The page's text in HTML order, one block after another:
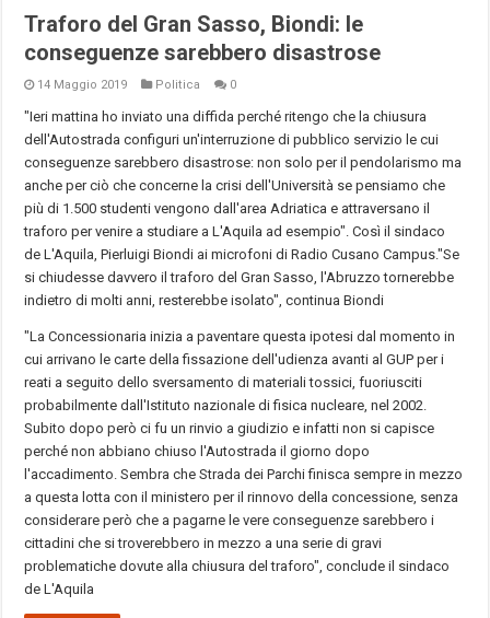
Traforo del Gran Sasso, Biondi: le
conseguenze sarebbero disastrose
14 Maggio 2019 Politica 0
"Ieri mattina ho inviato una diffida perché ritengo che la chiusura
dell'Autostrada configuri un'interruzione di pubblico servizio le cui
conseguenze sarebbero disastrose: non solo per il pendolarismo ma
anche per ciò che concerne la crisi dell'Università se pensiamo che
più di 1.500 studenti vengono dall'area Adriatica e attraversano il
traforo per venire a studiare a L'Aquila ad esempio". Così il sindaco
de L'Aquila, Pierluigi Biondi ai microfoni di Radio Cusano Campus."Se
si chiudesse davvero il traforo del Gran Sasso, l'Abruzzo tornerebbe
indietro di molti anni, resterebbe isolato", continua Biondi
"La Concessionaria inizia a paventare questa ipotesi dal momento in
cui arrivano le carte della fissazione dell'udienza avanti al GUP per i
reati a seguito dello sversamento di materiali tossici, fuoriusciti
probabilmente dall'Istituto nazionale di fisica nucleare, nel 2002.
Subito dopo però ci fu un rinvio a giudizio e infatti non si capisce
perché non abbiano chiuso l'Autostrada il giorno dopo
l'accadimento. Sembra che Strada dei Parchi finisca sempre in mezzo
a questa lotta con il ministero per il rinnovo della concessione, senza
considerare però che a pagarne le vere conseguenze sarebbero i
cittadini che si troverebbero in mezzo a una serie di gravi
problematiche dovute alla chiusura del traforo", conclude il sindaco
de L'Aquila